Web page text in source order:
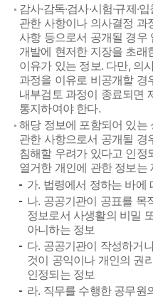
감사·감독·검사·시험·규제·
관한 사항이나 의사결정 과
사항 등으로서 공개될 경우
개발에 현저한 지장을 초래
이유가 있는 정보. 다만, 의
과정을 이유로 비공개할 경
내부검토 과정이 종료되면
통지하여야 한다.
해당 정보에 포함되어 있는
관한 사항으로서 공개될 경
침해할 우려가 있다고 인정
열거한 개인에 관한 정보는
가. 법령에서 정하는 바에
나. 공공기관이 공표를 목
정보로서 사생활의 비밀
아니하는 정보
다. 공공기관이 작성하거
것이 공익이나 개인의 권
인정되는 정보
라. 직무를 수행한 공무원